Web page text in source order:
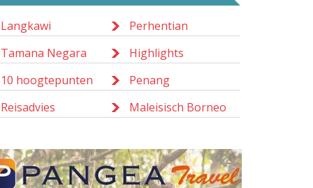
Langkawi
Perhentian
Tamana Negara
Highlights
10 hoogtepunten
Penang
Reisadvies
Maleisisch Borneo